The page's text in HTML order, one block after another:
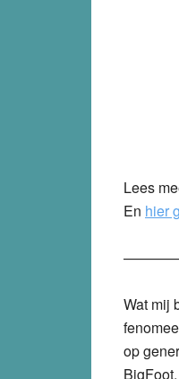
Lees
En hier
Wat mij
op